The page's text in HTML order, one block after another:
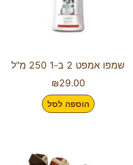
שמפו אמפט 2 ב-1 250 מ"ל
₪29.00
הוספה לסל